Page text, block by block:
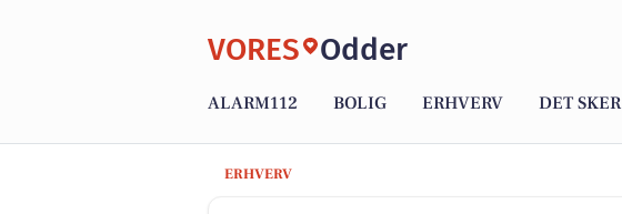
VORES Odder
ALARM112 BOLIG ERHVERV DET SKER
ERHVERV
Rotpunkt Køkken